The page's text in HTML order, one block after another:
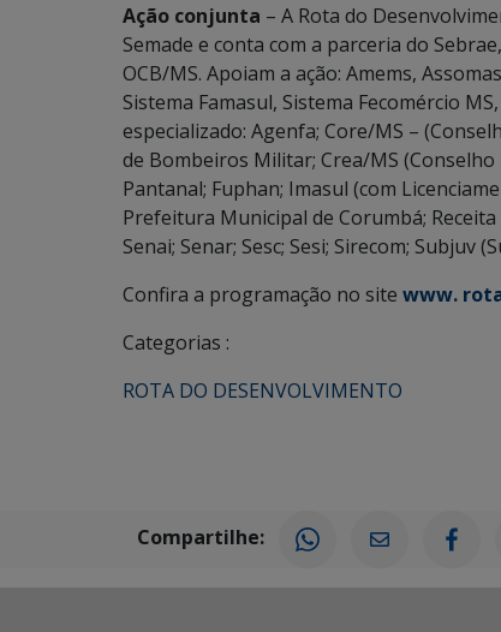
Ação conjunta – A Rota do
Semade e conta com a parceria do
OCB/MS. Apoiam a ação: Amems,
Sistema Famasul, Sistema Fecomércio
especializado: Agenfa; Core/MS –
de Bombeiros Militar; Crea/MS
Pantanal; Fuphan; Imasul (com
Prefeitura Municipal de Corumbá;
Senai; Senar; Sesc; Sesi; Sirecom; Subjuv
Confira a programação no site www.
Categorias :
ROTA DO DESENVOLVIMENTO
Compartilhe: